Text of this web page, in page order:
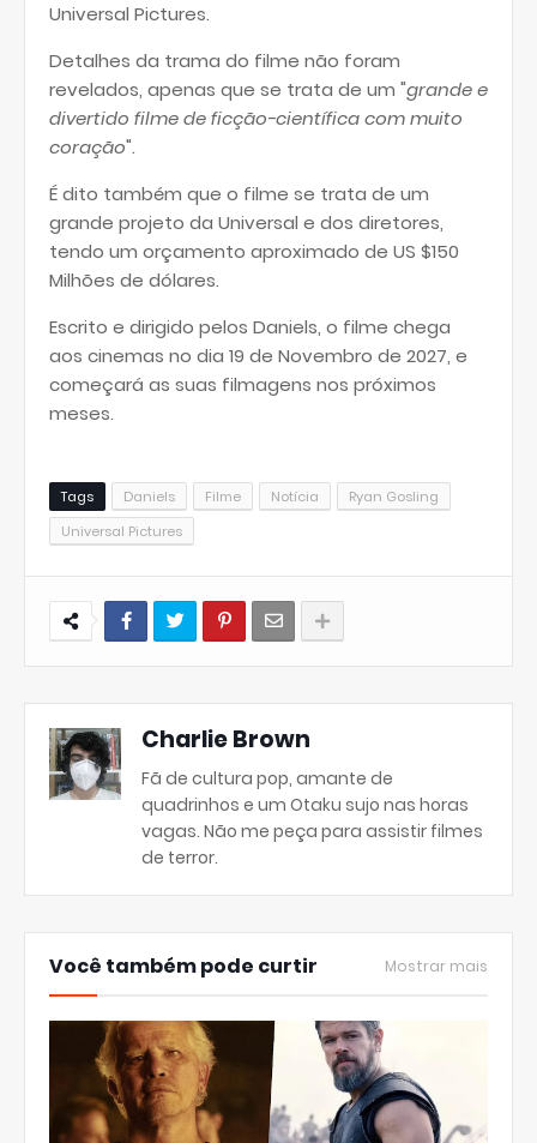
Universal Pictures.
Detalhes da trama do filme não foram
revelados, apenas que se trata de um "grande e
divertido filme de ficção-científica com muito
coração".
É dito também que o filme se trata de um
grande projeto da Universal e dos diretores,
tendo um orçamento aproximado de US $150
Milhões de dólares.
Escrito e dirigido pelos Daniels, o filme chega
aos cinemas no dia 19 de Novembro de 2027, e
começará as suas filmagens nos próximos
meses.
Tags Daniels Filme Notícia
Ryan Gosling
Universal Pictures
Charlie Brown
Fã de cultura pop, amante de
quadrinhos e um Otaku sujo nas horas
vagas. Não me peça para assistir filmes
de terror.
Você também pode curtir Mostrar mais